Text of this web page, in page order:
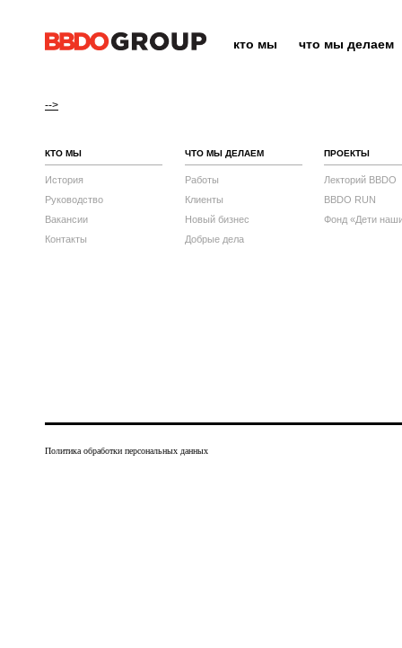
кто мы что мы делаем
-->
КТО МЫ
История
Руководство
Вакансии
Контакты
ЧТО МЫ ДЕЛАЕМ
Работы
Клиенты
Новый бизнес
Добрые дела
ПРОЕКТЫ
Лекторий BBDO
BBDO RUN
Фонд «Дети
Политика обработки персональных данных